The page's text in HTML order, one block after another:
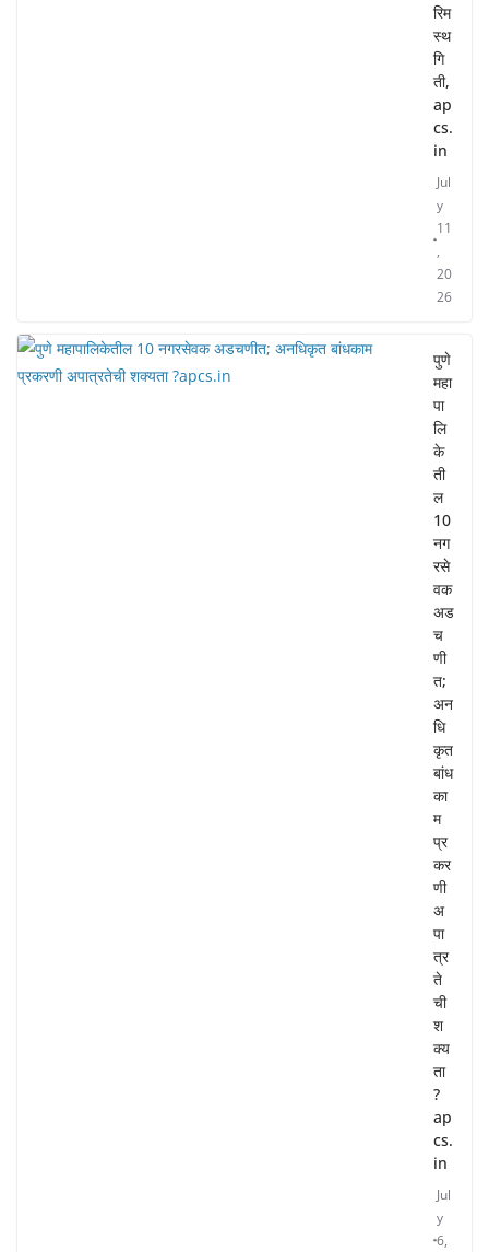
रिम
स्थ
गि
ती,
ap
cs.
in
Jul
y
11
,
20
26
पुणे
महा
पा
लि
के
ती
ल
10
नग
रसे
वक
अड
च
णी
त;
अन
धि
कृत
बांध
का
म
प्र
कर
णी
अ
पा
त्र
ते
ची
श
क्य
ता
?
ap
cs.
in
Jul
y
6,